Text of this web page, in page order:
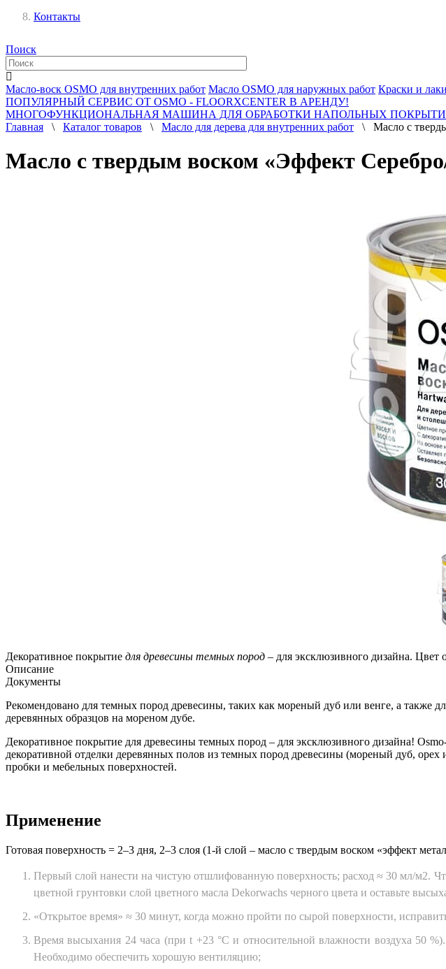
Контакты
Поиск
Масло-воск OSMO для внутренних работ Масло OSMO для наружных работ Краски и
ПОПУЛЯРНЫЙ СЕРВИС ОТ OSMO - FLOORXCENTER В АРЕНДУ!
МНОГОФУНКЦИОНАЛЬНАЯ МАШИНА ДЛЯ ОБРАБОТКИ НАПОЛЬНЫХ
Главная \ Каталог товаров \ Масло для дерева для внутренних работ \ Масло с
Масло с твердым воском «Эффект
Декоративное покрытие для древесины темных пород – для эксклюзивного дизайна.
Описание
Документы
Рекомендовано для темных пород древесины, таких как мореный дуб или венге, а
деревянных образцов на мореном дубе.
Декоративное покрытие для древесины темных пород – для эксклюзивного дизайна!
декоративной отделки деревянных полов из темных пород древесины (мореный дуб,
пробки и мебельных поверхностей.
Применение
Готовая поверхность = 2–3 дня, 2–3 слоя (1-й слой – масло с твердым воском «эффект
Первый слой нанести на чистую отшлифованную поверхность; расход ≈ 30 мл/м2.
цветной грунтовки слой цветного масла Dekorwachs черного цвета и оставьте
«Открытое время» ≈ 30 минут, когда можно пройти по сырой поверхности,
Время высыхания 24 часа (при t +23 °C и относительной влажности воздуха 50
Необходимо обеспечить хорошую вентиляцию;